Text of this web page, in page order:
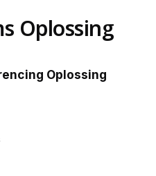
Oplossing
Oplossing